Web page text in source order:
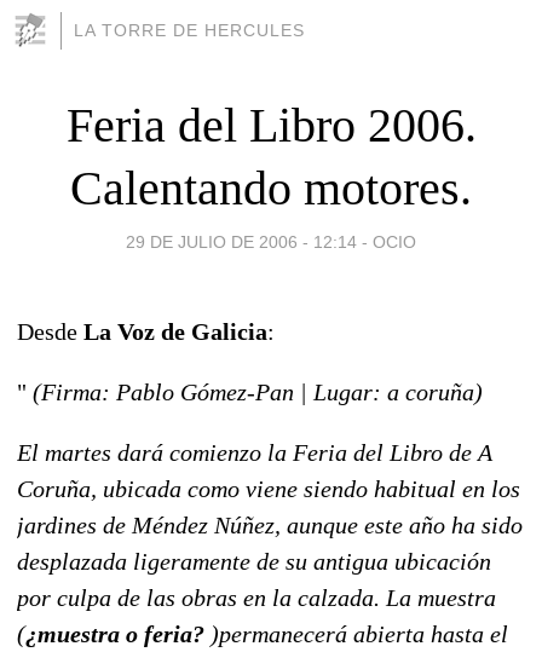
LA TORRE DE HERCULES
Feria del Libro 2006.
Calentando motores.
29 DE JULIO DE 2006 - 12:14 - OCIO
Desde La Voz de Galicia:
" (Firma: Pablo Gómez-Pan | Lugar: a coruña)
El martes dará comienzo la Feria del Libro de A
Coruña, ubicada como viene siendo habitual en los
jardines de Méndez Núñez, aunque este año ha sido
desplazada ligeramente de su antigua ubicación
por culpa de las obras en la calzada. La muestra
(¿muestra o feria? )permanecerá abierta hasta el